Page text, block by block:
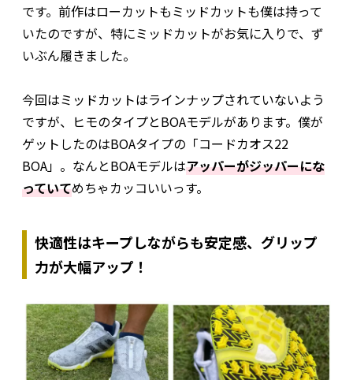
です。前作はローカットもミッドカットも僕は持って
いたのですが、特にミッドカットがお気に入りで、ず
いぶん履きました。
今回はミッドカットはラインナップされていないよう
ですが、ヒモのタイプとBOAモデルがあります。僕が
ゲットしたのはBOAタイプの「コードカオス22
BOA」。なんとBOAモデルはアッパーがジッパーにな
っていてめちゃカッコいいっす。
快適性はキープしながらも安定感、グリップ
力が大幅アップ！